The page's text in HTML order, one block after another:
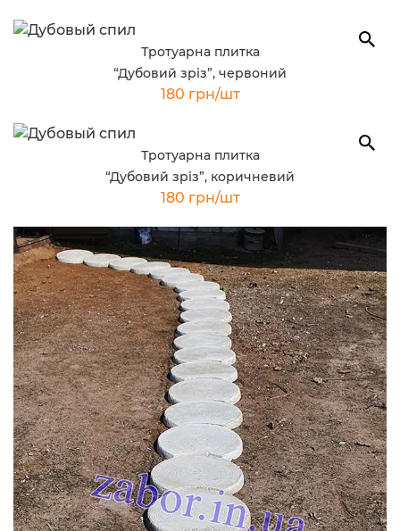
Тротуарна плитка
“Дубовий зріз”, червоний
180 грн/шт
Тротуарна плитка
“Дубовий зріз”, коричневий
180 грн/шт